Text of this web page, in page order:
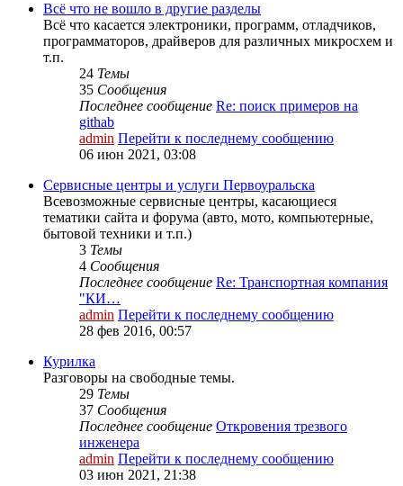
Всё что не вошло в другие разделы
Всё что касается электроники, программ, отладчиков,
программаторов, драйверов для различных микросхем и
т.п.
24 Темы
35 Сообщения
Последнее сообщение Re: поиск примеров на
githab
admin Перейти к последнему сообщению
06 июн 2021, 03:08
Сервисные центры и услуги Первоуральска
Всевозможные сервисные центры, касающиеся
тематики сайта и форума (авто, мото, компьютерные,
бытовой техники и т.п.)
3 Темы
4 Сообщения
Последнее сообщение Re: Транспортная компания
"КИ…
admin Перейти к последнему сообщению
28 фев 2016, 00:57
Курилка
Разговоры на свободные темы.
29 Темы
37 Сообщения
Последнее сообщение Откровения трезвого
инженера
admin Перейти к последнему сообщению
03 июн 2021, 21:38